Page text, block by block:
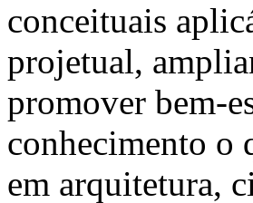
conceituais
projetual,
promover bem-
conhecimento o
em arquitetura,